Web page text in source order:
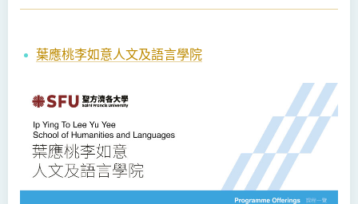
葉應桃李如意人文及語言學院